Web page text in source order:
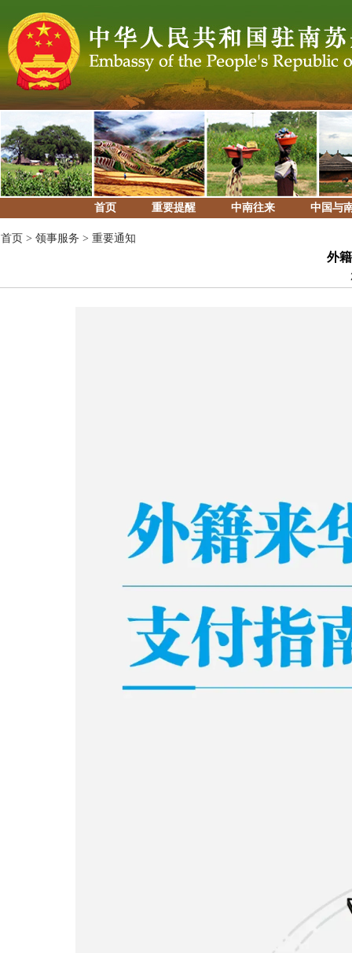
首页 重要提醒 中南往来 中国与
首页 > 领事服务 > 重要通知
外